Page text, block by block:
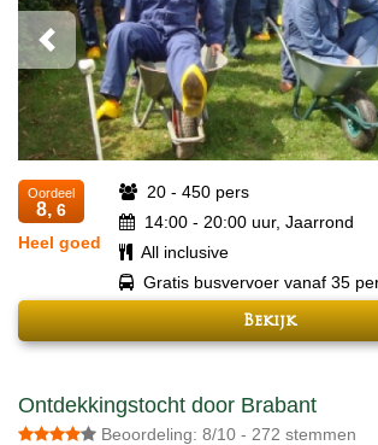
Previous
Oordeel
8, 6
Heel goed
20 - 450 pers
14:00 - 20:00 uur, Jaarrond
All inclusive
Gratis busvervoer vanaf 35
Bekijk
Ontdekkingstocht door Brabant
Beoordeling: 8/10 - 272 stemmen